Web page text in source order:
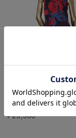
￥25,300